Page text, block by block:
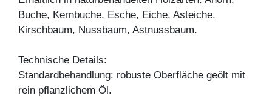
Buche, Kernbuche, Esche, Eiche, Asteiche,
Kirschbaum, Nussbaum, Astnussbaum.
Technische Details:
Standardbehandlung: robuste Oberfläche geölt mit
rein pflanzlichem Öl.